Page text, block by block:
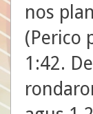
nos
(Perico
1:42.